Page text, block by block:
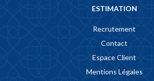
ESTIMATION
Recrutement
Contact
Espace Client
Mentions Légales